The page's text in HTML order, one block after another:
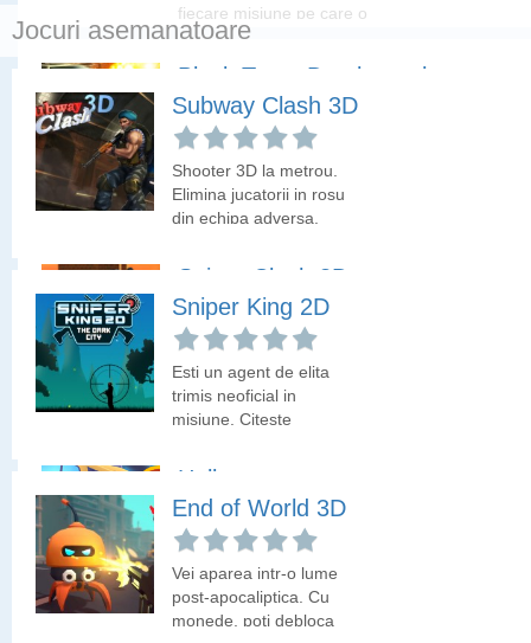
fiecare misiune pe care o
primesti.
Block Team Deathmatch
Un joc de cu impuscaturi
3D cu o grafica din
patratele de pixeli.
Putem alege modul
Sniper Clash 3D
Clasicul joc cu
impuscaturi 3D pe care il
poti incerca si aici.
Hellcopter
Anihileaza teroristii din
elicopter inainte sa fie
doborat elicopterul.
Jocuri asemanatoare
Subway Clash 3D
Shooter 3D la metrou.
Elimina jucatorii in rosu
din echipa adversa.
Sniper King 2D
Esti un agent de elita
trimis neoficial in
misiune. Citeste
indeplineste misiunea!
End of World 3D
Vei aparea intr-o lume
post-apocaliptica. Cu
monede, poti debloca